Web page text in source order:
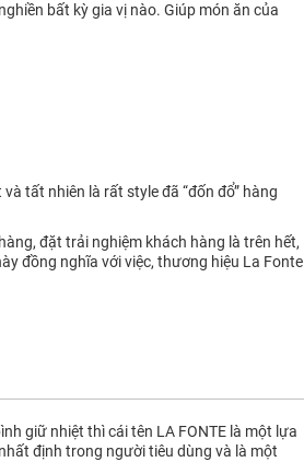
bất kỳ gia vị nào. Giúp món ăn của
tất nhiên là rất style đã “đốn đổ” hàng
đặt trải nghiệm khách hàng là trên hết,
đồng nghĩa với việc, thương hiệu La Fonte
giữ nhiệt thì cái tên LA FONTE là một lựa
định trong người tiêu dùng và là một